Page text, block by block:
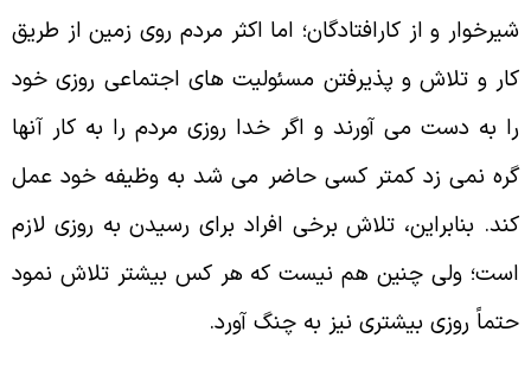
و از کارافتادگان؛ اما اکثر مردم روی زمین از طریق
و تلاش و پذیرفتن مسئولیت های اجتماعی روزی خود
به دست می آورند و اگر خدا روزی مردم را به کار آنها
نمی زد کمتر کسی حاضر می شد به وظیفه خود عمل
بنابراین، تلاش برخی افراد برای رسیدن به روزی لازم
ولی چنین هم نیست که هر کس بیشتر تلاش نمود
روزی بیشتری نیز به چنگ آورد.